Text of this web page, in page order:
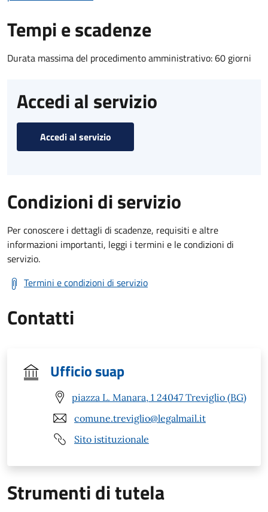
Tempi e scadenze
Durata massima del procedimento amministrativo: 60 giorni
Accedi al servizio
Accedi al servizio
Condizioni di servizio
Per conoscere i dettagli di scadenze, requisiti e altre
informazioni importanti, leggi i termini e le condizioni di
servizio.
Termini e condizioni di servizio
Contatti
Ufficio suap
piazza L. Manara, 1 24047 Treviglio (BG)
comune.treviglio@legalmail.it
Sito istituzionale
Strumenti di tutela